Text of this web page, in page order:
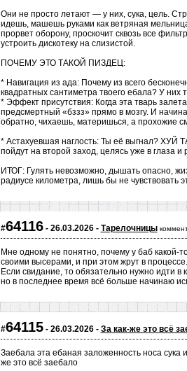
Они не просто летают — у них, сука, цель.
идешь, машешь руками как ветряная
прорвет оборону, проскочит сквозь все
устроить дискотеку на слизистой.
ПОЧЕМУ ЭТО ТАКОЙ ПИЗДЕЦ:
* Навигация из ада: Почему из всего
квадратных сантиметра твоего ебала? У них
* Эффект присутствия: Когда эта тварь
предсмертный «бззз» прямо в мозгу. И
обратно, чихаешь, материшься, а прохожие
* Астахуевшая наглость: Ты её выгнал? ХУЙ
пойдут на второй заход, целясь уже в глаза и
ИТОГ: Гулять невозможно, дышать опасно,
радиусе километра, лишь бы не чувствовать
#64116- 26.03.2026 - Тарелочницы
Мне одному не понятно, почему у баб
своими высерами, и при этом жрут в
Если свидание, то обязательно нужно идти в
но в последнее время всё больше начинаю
#64115- 26.03.2026 - За как-же это всё
Заебала эта ебаная заложенность носа сука
же это всё заебало